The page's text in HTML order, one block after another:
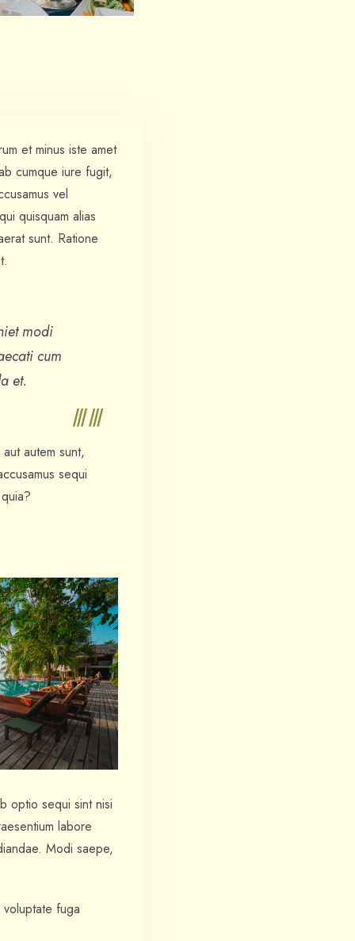
et minus iste amet
cumque iure fugit,
vel
quisquam alias
sunt. Ratione
modi
cum
et.
autem sunt,
sequi
optio sequi sint nisi
labore
Modi saepe,
fuga